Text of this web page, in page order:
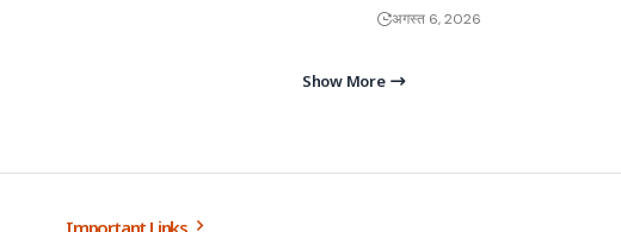
अगस्त 6, 2026
Show More
Important Links